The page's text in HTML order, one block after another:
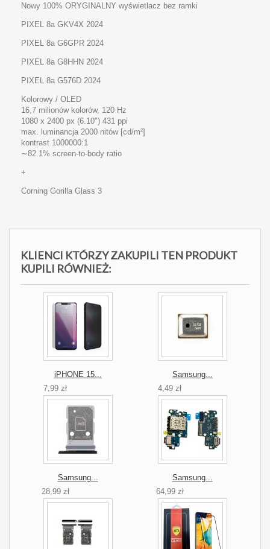
Nowy 100% ORYGINALNY wyświetlacz bez ramki
PIXEL 8a GKV4X 2024
PIXEL 8a G6GPR 2024
PIXEL 8a G8HHN 2024
PIXEL 8a G576D 2024
Kolorowy / OLED
16,7 milionów kolorów, 120 Hz
1080 x 2400 px (6.10") 431 ppi
max. luminancja 2000 nitów [cd/m²]
kontrast 1000000:1
∼82.1% screen-to-body ratio
+
Corning Gorilla Glass 3
KLIENCI KTÓRZY ZAKUPILI TEN PRODUKT
KUPILI RÓWNIEŻ:
iPHONE 15...
7,99 zł
Samsung...
4,49 zł
Samsung...
28,99 zł
Samsung...
64,99 zł